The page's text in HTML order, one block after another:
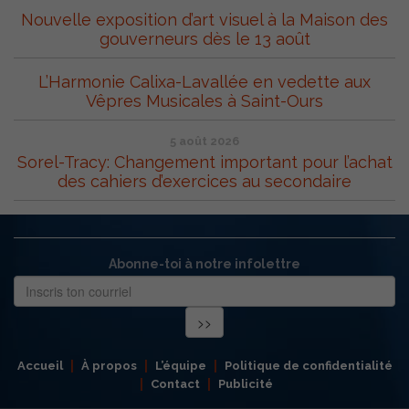
Nouvelle exposition d’art visuel à la Maison des
gouverneurs dès le 13 août
L’Harmonie Calixa-Lavallée en vedette aux
Vêpres Musicales à Saint-Ours
5 août 2026
Sorel-Tracy: Changement important pour l’achat
des cahiers d’exercices au secondaire
Abonne-toi à notre infolettre
Accueil À propos L’équipe
Politique de confidentialité
Contact
Publicité